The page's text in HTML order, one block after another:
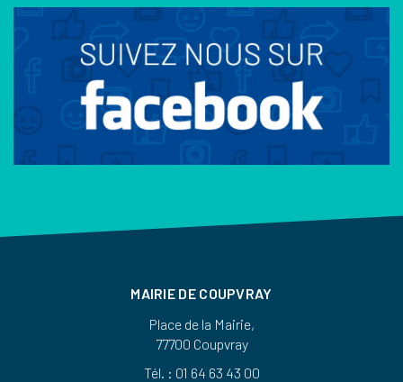
MAIRIE DE COUPVRAY
Place de la Mairie,
77700 Coupvray
Tél. : 01 64 63 43 00